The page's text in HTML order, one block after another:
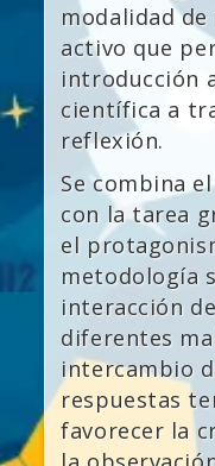
modalidad
activo que
introducción
científica a
reflexión.
Se combina
con la tarea
el
metodología
interacción
diferentes
intercambio
respuestas
favorecer la